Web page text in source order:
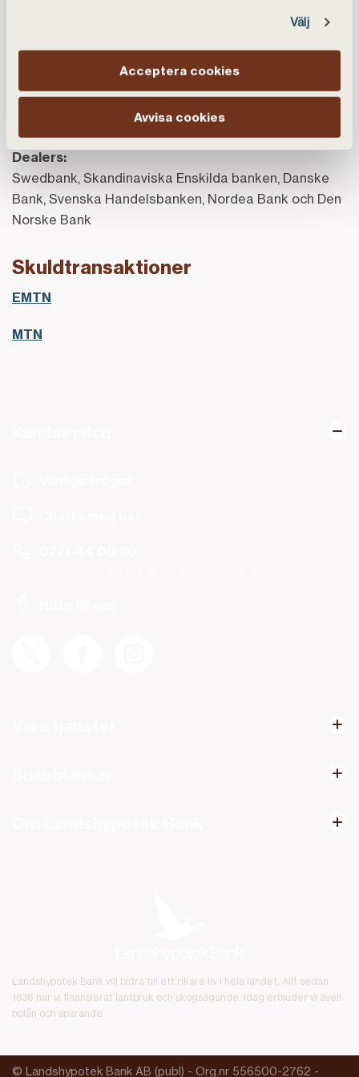
Välj
Acceptera cookies
Avvisa cookies
Grundprospekt svenskt MTN-program 2014 (pdf)
För tidigare prospekt, vänligen se vårt
Dealers:
Swedbank, Skandinaviska Enskilda banken, Danske
Bank, Svenska Handelsbanken, Nordea Bank och Den
Norske Bank
Skuldtransaktioner
EMTN
MTN
Landshypotek Bank vill bidra till ett rikare liv i hela landet. Allt sedan
1836 har vi finansierat lantbruk och skogsägande. Idag erbjuder vi även
bolån och sparande.
© Landshypotek Bank AB (publ) - Org.nr 556500-2762 -